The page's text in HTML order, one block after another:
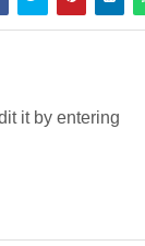
it by entering